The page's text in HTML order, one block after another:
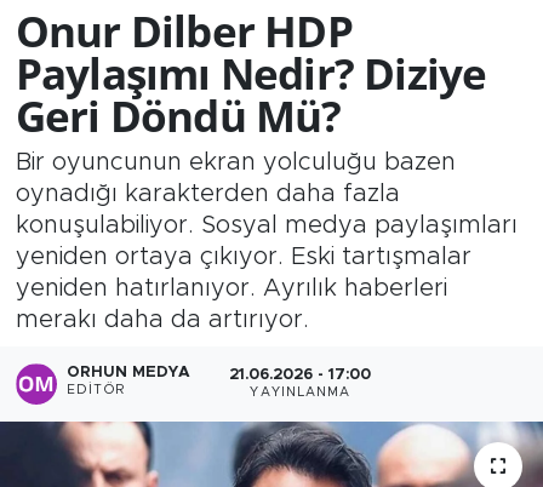
Onur Dilber HDP
Paylaşımı Nedir? Diziye
Geri Döndü Mü?
Bir oyuncunun ekran yolculuğu bazen
oynadığı karakterden daha fazla
konuşulabiliyor. Sosyal medya paylaşımları
yeniden ortaya çıkıyor. Eski tartışmalar
yeniden hatırlanıyor. Ayrılık haberleri
merakı daha da artırıyor.
ORHUN MEDYA
EDITÖR
21.06.2026 - 17:00
YAYINLANMA
Güncel
İş ve Ekonomi
Moda-Magazin-Eğlence
Sağlık
Sağlık Turizmi
Teknoloji
Trafik Durumu
Şampiyonlar Ligi Puan Durumu ve Fikstür
Tüm Manşetler
Son Dakika Haberleri
Haber Arşivi